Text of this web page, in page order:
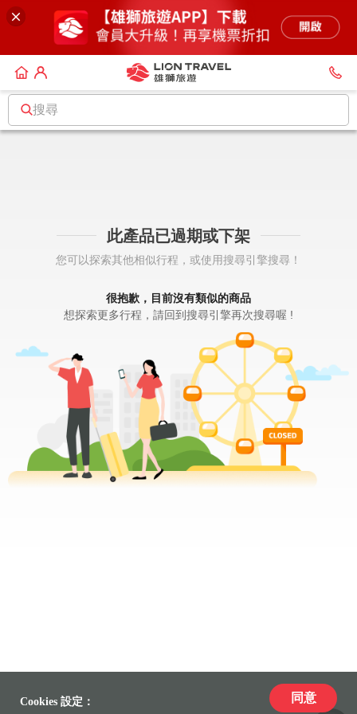
搜尋
此產品已過期或下架
您可以探索其他相似行程，或使用搜尋引擎搜尋！
很抱歉，目前沒有類似的商品
想探索更多行程，請回到搜尋引擎再次搜尋喔 !
Cookies 設定： 同意